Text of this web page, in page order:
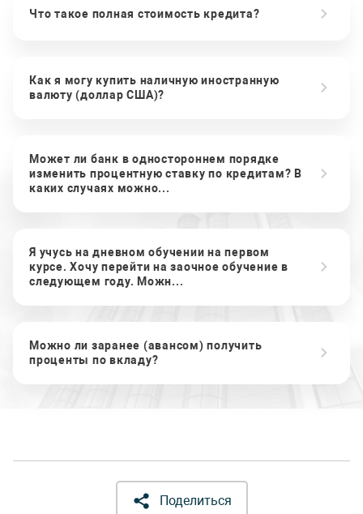
Что такое полная стоимость кредита?
Как я могу купить наличную иностранную
валюту (доллар США)?
Может ли банк в одностороннем порядке
изменить процентную ставку по кредитам? В
каких случаях можно...
Я учусь на дневном обучении на первом
курсе. Хочу перейти на заочное обучение в
следующем году. Можн...
Можно ли заранее (авансом) получить
проценты по вкладу?
Поделиться